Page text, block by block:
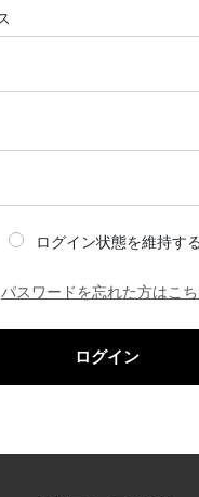
ログイン状態を維持する
パスワードを忘れた方はこ
ログイン